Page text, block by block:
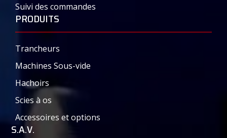
Suivi des commandes
PRODUITS
Trancheurs
Machines Sous-vide
Hachoirs
Scies à os
Accessoires et options
S.A.V.